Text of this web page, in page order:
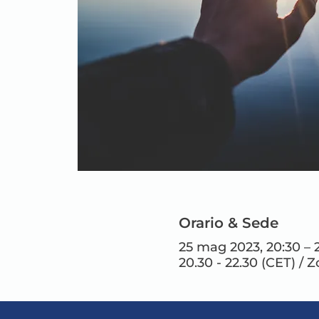
Orario & Sede
25 mag 2023, 20:30 –
20.30 - 22.30 (CET) /